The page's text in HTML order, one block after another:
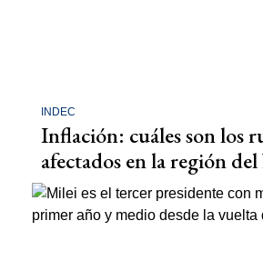
INDEC
Inflación: cuáles son los
afectados en la región